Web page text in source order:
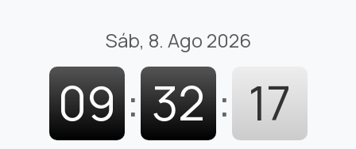
Sáb, 8. Ago 2026
09 : 32 : 18